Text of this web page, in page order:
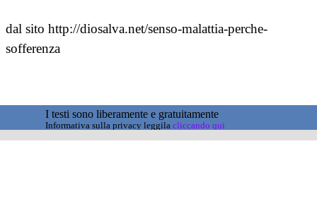
dal sito http://diosalva.net/senso-malattia-perche-
sofferenza
I testi sono liberamente e gratuitamente
condivisibili ma non manipolabili
Informativa sulla privacy leggila cliccando qui